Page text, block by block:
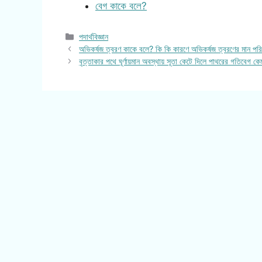
বেগ কাকে বলে?
Categories
পদার্থবিজ্ঞান
অভিকর্ষজ ত্বরণ কাকে বলে? কি কি কারণে অভিকর্ষজ ত্বরণের মান
বৃত্তাকার পথে ঘূর্ণায়মান অবস্থায় সূতা কেটে দিলে পাথরের গতিবেগ